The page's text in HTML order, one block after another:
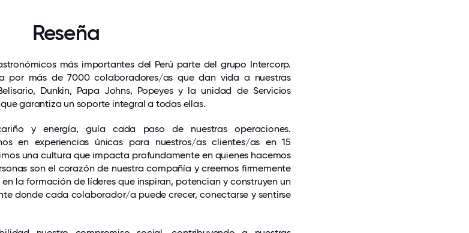
Reseña
más importantes del Perú parte del grupo Intercorp.
por más de 7000 colaboradores/as que dan vida a nuestras
Dunkin, Papa Johns, Popeyes y la unidad de Servicios
garantiza un soporte integral a todas ellas.
y energía, guía cada paso de nuestras operaciones.
en experiencias únicas para nuestros/as clientes/as en 15
una cultura que impacta profundamente en quienes hacemos
son el corazón de nuestra compañía y creemos firmemente
la formación de líderes que inspiran, potencian y construyen un
donde cada colaborador/a puede crecer, conectarse y sentirse